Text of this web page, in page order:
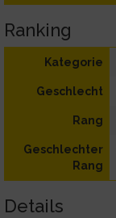
Ranking
Kategorie
Geschlecht
Rang
Geschlechter
Rang
Details